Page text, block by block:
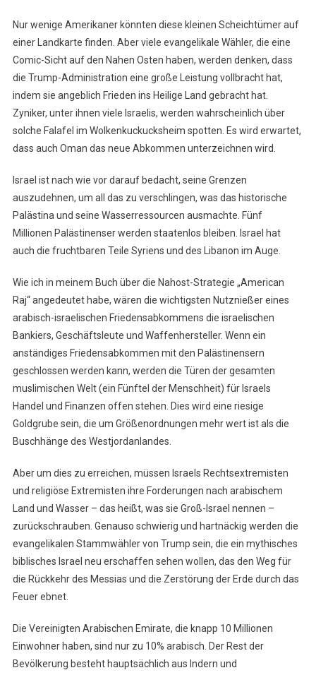
Nur wenige Amerikaner könnten diese kleinen Scheichtümer auf
einer Landkarte finden. Aber viele evangelikale Wähler, die eine
Comic-Sicht auf den Nahen Osten haben, werden denken, dass
die Trump-Administration eine große Leistung vollbracht hat,
indem sie angeblich Frieden ins Heilige Land gebracht hat.
Zyniker, unter ihnen viele Israelis, werden wahrscheinlich über
solche Falafel im Wolkenkuckucksheim spotten. Es wird erwartet,
dass auch Oman das neue Abkommen unterzeichnen wird.
Israel ist nach wie vor darauf bedacht, seine Grenzen
auszudehnen, um all das zu verschlingen, was das historische
Palästina und seine Wasserressourcen ausmachte. Fünf
Millionen Palästinenser werden staatenlos bleiben. Israel hat
auch die fruchtbaren Teile Syriens und des Libanon im Auge.
Wie ich in meinem Buch über die Nahost-Strategie „American
Raj“ angedeutet habe, wären die wichtigsten Nutznießer eines
arabisch-israelischen Friedensabkommens die israelischen
Bankiers, Geschäftsleute und Waffenhersteller. Wenn ein
anständiges Friedensabkommen mit den Palästinensern
geschlossen werden kann, werden die Türen der gesamten
muslimischen Welt (ein Fünftel der Menschheit) für Israels
Handel und Finanzen offen stehen. Dies wird eine riesige
Goldgrube sein, die um Größenordnungen mehr wert ist als die
Buschhänge des Westjordanlandes.
Aber um dies zu erreichen, müssen Israels Rechtsextremisten
und religiöse Extremisten ihre Forderungen nach arabischem
Land und Wasser – das heißt, was sie Groß-Israel nennen –
zurückschrauben. Genauso schwierig und hartnäckig werden die
evangelikalen Stammwähler von Trump sein, die ein mythisches
biblisches Israel neu erschaffen sehen wollen, das den Weg für
die Rückkehr des Messias und die Zerstörung der Erde durch das
Feuer ebnet.
Die Vereinigten Arabischen Emirate, die knapp 10 Millionen
Einwohner haben, sind nur zu 10% arabisch. Der Rest der
Bevölkerung besteht hauptsächlich aus Indern und